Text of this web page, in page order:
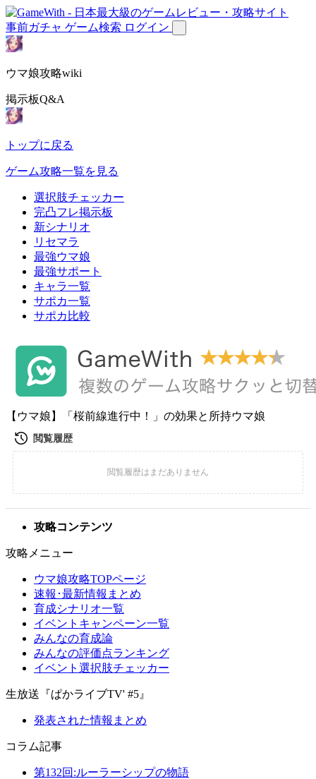
事前ガチャ ゲーム検索 ログイン
ウマ娘攻略wiki
掲示板Q&A
トップに戻る
ゲーム攻略一覧を見る
選択肢チェッカー
完凸フレ掲示板
新シナリオ
リセマラ
最強ウマ娘
最強サポート
キャラ一覧
サポカ一覧
サポカ比較
【ウマ娘】「桜前線進行中！」の効果と所持ウマ娘
攻略コンテンツ
攻略メニュー
ウマ娘攻略TOPページ
速報･最新情報まとめ
育成シナリオ一覧
イベントキャンペーン一覧
みんなの育成論
みんなの評価点ランキング
イベント選択肢チェッカー
生放送『ぱかライブTV' #5』
発表された情報まとめ
コラム記事
第132回:ルーラーシップの物語